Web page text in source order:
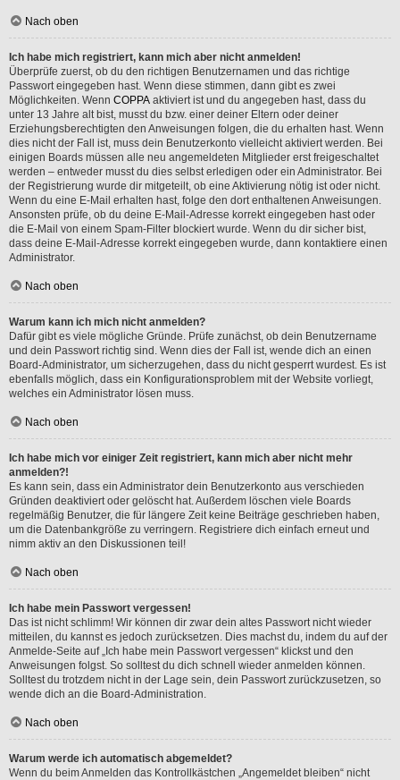
Nach oben
Ich habe mich registriert, kann mich aber nicht anmelden!
Überprüfe zuerst, ob du den richtigen Benutzernamen und das richtige
Passwort eingegeben hast. Wenn diese stimmen, dann gibt es zwei
Möglichkeiten. Wenn COPPA aktiviert ist und du angegeben hast, dass du
unter 13 Jahre alt bist, musst du bzw. einer deiner Eltern oder deiner
Erziehungsberechtigten den Anweisungen folgen, die du erhalten hast. Wenn
dies nicht der Fall ist, muss dein Benutzerkonto vielleicht aktiviert werden. Bei
einigen Boards müssen alle neu angemeldeten Mitglieder erst freigeschaltet
werden – entweder musst du dies selbst erledigen oder ein Administrator. Bei
der Registrierung wurde dir mitgeteilt, ob eine Aktivierung nötig ist oder nicht.
Wenn du eine E-Mail erhalten hast, folge den dort enthaltenen Anweisungen.
Ansonsten prüfe, ob du deine E-Mail-Adresse korrekt eingegeben hast oder
die E-Mail von einem Spam-Filter blockiert wurde. Wenn du dir sicher bist,
dass deine E-Mail-Adresse korrekt eingegeben wurde, dann kontaktiere einen
Administrator.
Nach oben
Warum kann ich mich nicht anmelden?
Dafür gibt es viele mögliche Gründe. Prüfe zunächst, ob dein Benutzername
und dein Passwort richtig sind. Wenn dies der Fall ist, wende dich an einen
Board-Administrator, um sicherzugehen, dass du nicht gesperrt wurdest. Es ist
ebenfalls möglich, dass ein Konfigurationsproblem mit der Website vorliegt,
welches ein Administrator lösen muss.
Nach oben
Ich habe mich vor einiger Zeit registriert, kann mich aber nicht mehr
anmelden?!
Es kann sein, dass ein Administrator dein Benutzerkonto aus verschieden
Gründen deaktiviert oder gelöscht hat. Außerdem löschen viele Boards
regelmäßig Benutzer, die für längere Zeit keine Beiträge geschrieben haben,
um die Datenbankgröße zu verringern. Registriere dich einfach erneut und
nimm aktiv an den Diskussionen teil!
Nach oben
Ich habe mein Passwort vergessen!
Das ist nicht schlimm! Wir können dir zwar dein altes Passwort nicht wieder
mitteilen, du kannst es jedoch zurücksetzen. Dies machst du, indem du auf der
Anmelde-Seite auf „Ich habe mein Passwort vergessen“ klickst und den
Anweisungen folgst. So solltest du dich schnell wieder anmelden können.
Solltest du trotzdem nicht in der Lage sein, dein Passwort zurückzusetzen, so
wende dich an die Board-Administration.
Nach oben
Warum werde ich automatisch abgemeldet?
Wenn du beim Anmelden das Kontrollkästchen „Angemeldet bleiben“ nicht